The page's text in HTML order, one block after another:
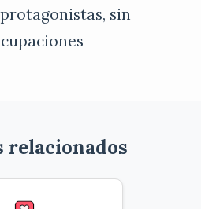
sin
relacionados